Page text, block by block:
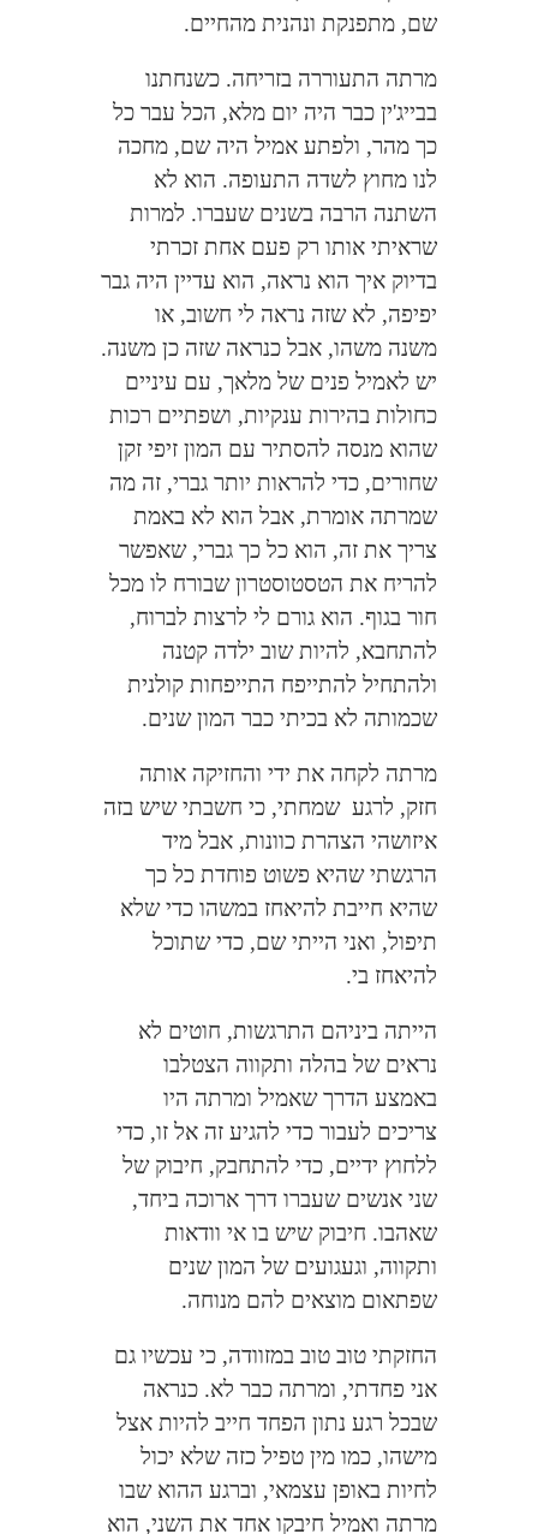
שם, מתפנקת ונהנית מהחיים.
מרתה התעוררה בזריחה. כשנחתנו
בבייג'ין כבר היה יום מלא, הכל עבר כל
כך מהר, ולפתע אמיל היה שם, מחכה
לנו מחוץ לשדה התעופה. הוא לא
השתנה הרבה בשנים שעברו. למרות
שראיתי אותו רק פעם אחת זכרתי
בדיוק איך הוא נראה, הוא עדיין היה גבר
יפיפה, לא שזה נראה לי חשוב, או
משנה משהו, אבל כנראה שזה כן משנה.
יש לאמיל פנים של מלאך, עם עיניים
כחולות בהירות ענקיות, ושפתיים רכות
שהוא מנסה להסתיר עם המון זיפי זקן
שחורים, כדי להראות יותר גברי, זה מה
שמרתה אומרת, אבל הוא לא באמת
צריך את זה, הוא כל כך גברי, שאפשר
להריח את הטסטוסטרון שבורח לו מכל
חור בגוף. הוא גורם לי לרצות לברוח,
להתחבא, להיות שוב ילדה קטנה
ולהתחיל להתייפח התייפחות קולנית
שכמותה לא בכיתי כבר המון שנים.
מרתה לקחה את ידי והחזיקה אותה
חזק, לרגע שמחתי, כי חשבתי שיש בזה
איזושהי הצהרת כוונות, אבל מיד
הרגשתי שהיא פשוט פוחדת כל כך
שהיא חייבת להיאחז במשהו כדי שלא
תיפול, ואני הייתי שם, כדי שתוכל
להיאחז בי.
הייתה ביניהם התרגשות, חוטים לא
נראים של בהלה ותקווה הצטלבו
באמצע הדרך שאמיל ומרתה היו
צריכים לעבור כדי להגיע זה אל זו, כדי
ללחוץ ידיים, כדי להתחבק, חיבוק של
שני אנשים שעברו דרך ארוכה ביחד,
שאהבו. חיבוק שיש בו אי וודאות
ותקווה, וגעגועים של המון שנים
שפתאום מוצאים להם מנוחה.
החזקתי טוב טוב במזוודה, כי עכשיו גם
אני פחדתי, ומרתה כבר לא. כנראה
שבכל רגע נתון הפחד חייב להיות אצל
מישהו, כמו מין טפיל כזה שלא יכול
לחיות באופן עצמאי, וברגע ההוא שבו
מרתה ואמיל חיבקו אחד את השני, הוא